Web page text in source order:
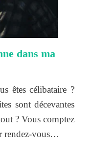
dans ma
êtes célibataire ?
sont décevantes
? Vous comptez
rendez-vous…